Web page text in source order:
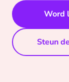
Word
Steun